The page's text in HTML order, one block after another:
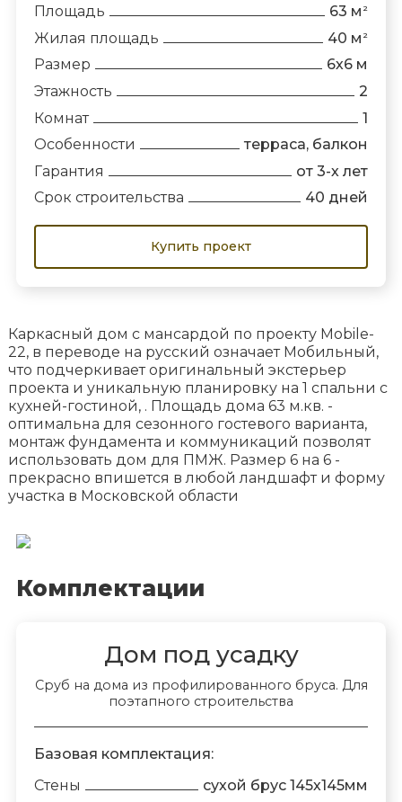
Площадь
63 м 2
Жилая площадь 40 м 2
Размер
6х6 м
Этажность
2
Комнат
1
Особенности
терраса, балкон
Гарантия
от 3-х лет
Срок строительства
40 дней
Купить проект
Каркасный дом с мансардой по проекту Mobile-
22, в переводе на русский означает Мобильный,
что подчеркивает оригинальный экстерьер
проекта и уникальную планировку на 1 спальни с
кухней-гостиной, . Площадь дома 63 м.кв. -
оптимальна для сезонного гостевого варианта,
монтаж фундамента и коммуникаций позволят
использовать дом для ПМЖ. Размер 6 на 6 -
прекрасно впишется в любой ландшафт и форму
участка в Московской области
Комплектации
Дом под усадку
Сруб на дома из профилированного бруса. Для
поэтапного строительства
Базовая комплектация:
Стены
сухой брус 145х145мм